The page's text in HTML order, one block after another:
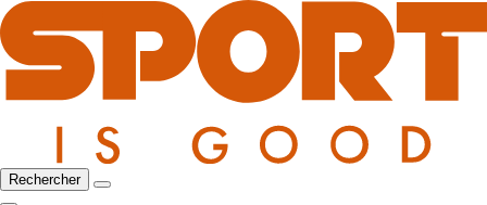
Rechercher